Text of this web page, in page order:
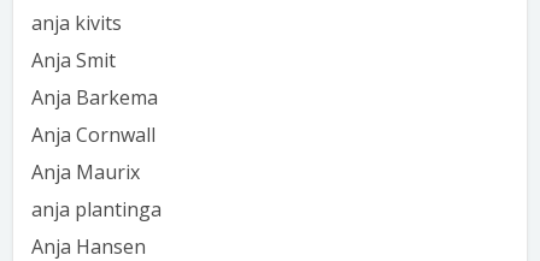
anja kivits
Anja Smit
Anja Barkema
Anja Cornwall
Anja Maurix
anja plantinga
Anja Hansen